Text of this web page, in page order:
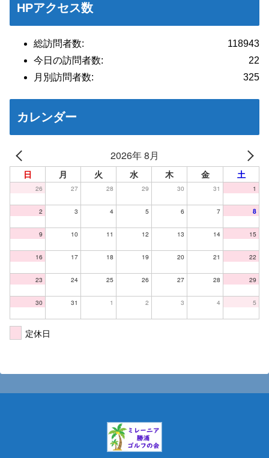
HPアクセス数
118943
総訪問者数:
22
今日の訪問者数:
325
月別訪問者数:
カレンダー
2026年 8月
日 月 火 水 木 金 土
26 27 28 29 30 31 1
2 3 4 5 6 7 8
9 10 11 12 13 14 15
16 17 18 19 20 21 22
23 24 25 26 27 28 29
30 31 1 2 3 4 5
定休日